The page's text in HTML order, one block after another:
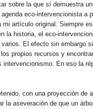
sobre la que sí demuestra
eco-intervencionista a
artículo original. Siempre
la historia, el eco-
El efecto sin embargo
propios recursos y
intervencionismo. En eso la
con una proyección de
la aseveración de que un